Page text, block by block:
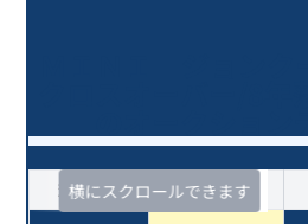
横にスクロールできます
査定時期 セルカ実績